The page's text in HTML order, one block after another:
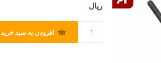
ریال
افزودن به سبد خرید